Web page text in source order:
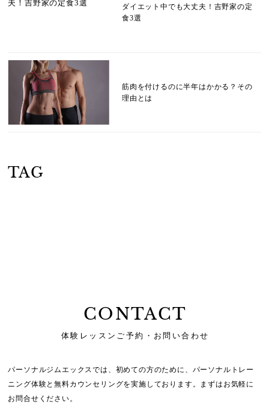
ダイエット中でも大丈夫！吉野家の定
食3選
筋肉を付けるのに半年はかかる？その
理由とは
TAG
CONTACT
体験レッスンご予約・お問い合わせ
パーソナルジムエックスでは、初めての方のために、 パーソナルトレー
ニング体験と無料カウンセリングを実施しております。
まずはお気軽に
お問合せください。